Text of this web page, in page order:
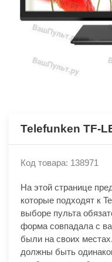
Telefunken TF-
Код товара: 138971
На этой странице
которые подходят к
выборе пульта
форма совпадала с
были на своих
должны быть